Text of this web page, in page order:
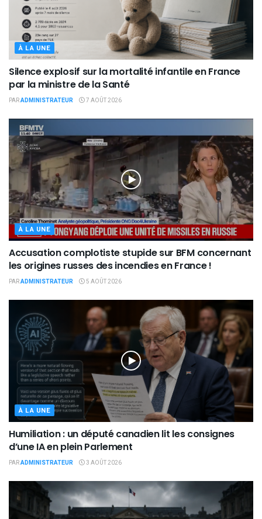
À LA UNE
Silence explosif sur la mortalité infantile en France
par la ministre de la Santé
PARADMINISTRATEUR 7 AOÛT 2026
À LA UNE
Accusation complotiste stupide sur BFM concernant
les origines russes des incendies en France !
PARADMINISTRATEUR 5 AOÛT 2026
À LA UNE
Humiliation : un député canadien lit les consignes
d’une IA en plein Parlement
PARADMINISTRATEUR 3 AOÛT 2026